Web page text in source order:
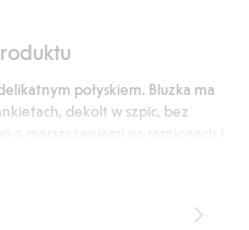
połyskiem. Bluzka ma
dekolt w szpic, bez